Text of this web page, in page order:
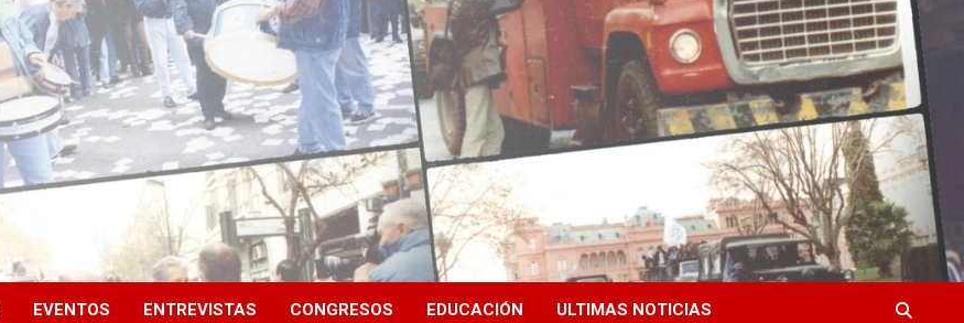
EVENTOS ENTREVISTAS CONGRESOS EDUCACIÓN ULTIMAS NOTICIAS